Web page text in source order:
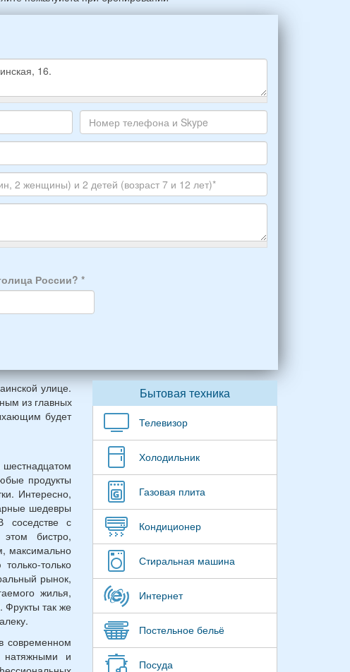
Номер
и
Skype
России? *
улице.
из главных
будет
продукты
Интересно,
шедевры
соседстве с
бистро,
максимально
только
рынок,
жилья,
Фрукты так же
современном
натяжными и
Бытовая техника
Телевизор
Холодильник
Газовая плита
Кондиционер
Стиральная машина
Интернет
Постельное бельё
Посуда